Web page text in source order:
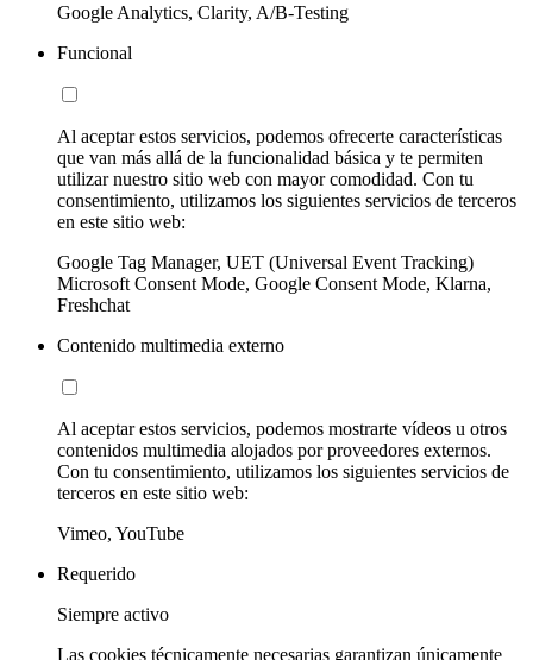
Google Analytics, Clarity, A/B-Testing
Funcional
Al aceptar estos servicios, podemos ofrecerte características
que van más allá de la funcionalidad básica y te permiten
utilizar nuestro sitio web con mayor comodidad. Con tu
consentimiento, utilizamos los siguientes servicios de terceros
en este sitio web:
Google Tag Manager, UET (Universal Event Tracking)
Microsoft Consent Mode, Google Consent Mode, Klarna,
Freshchat
Contenido multimedia externo
Al aceptar estos servicios, podemos mostrarte vídeos u otros
contenidos multimedia alojados por proveedores externos.
Con tu consentimiento, utilizamos los siguientes servicios de
terceros en este sitio web:
Vimeo, YouTube
Requerido
Siempre activo
Las cookies técnicamente necesarias garantizan únicamente